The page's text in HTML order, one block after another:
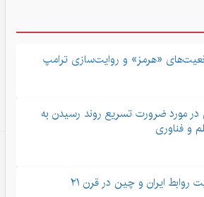
«هرمز» و روایت‌سازی ترامپ
در مورد ضرورت تسریع روند رسیدن به
و فناوری
روابط ایران و چین در قرن ۲۱